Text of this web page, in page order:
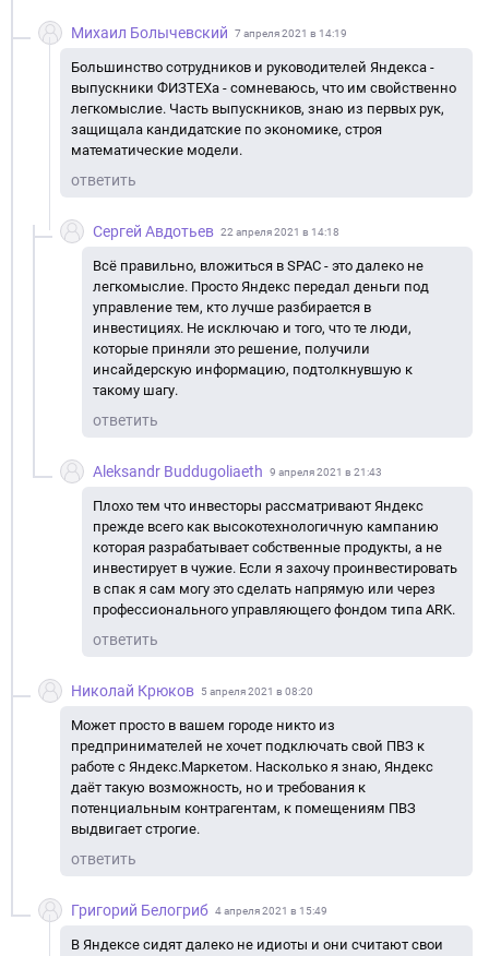
Михаил Болычевский 7 апреля 2021 в 14:19
Большинство сотрудников и руководителей Яндекса -
выпускники ФИЗТЕХа - сомневаюсь, что им свойственно
легкомыслие. Часть выпускников, знаю из первых рук,
защищала кандидатские по экономике, строя
математические модели.
ответить
Сергей Авдотьев 22 апреля 2021 в 14:18
Всё правильно, вложиться в SPAC - это далеко не
легкомыслие. Просто Яндекс передал деньги под
управление тем, кто лучше разбирается в
инвестициях. Не исключаю и того, что те люди,
которые приняли это решение, получили
инсайдерскую информацию, подтолкнувшую к
такому шагу.
ответить
Aleksandr Buddugoliaeth 9 апреля 2021 в 21:43
Плохо тем что инвесторы рассматривают Яндекс
прежде всего как высокотехнологичную кампанию
которая разрабатывает собственные продукты, а не
инвестирует в чужие. Если я захочу проинвестировать
в спак я сам могу это сделать напрямую или через
профессионального управляющего фондом типа ARK.
ответить
Николай Крюков 5 апреля 2021 в 08:20
Может просто в вашем городе никто из
предпринимателей не хочет подключать свой ПВЗ к
работе с Яндекс.Маркетом. Насколько я знаю, Яндекс
даёт такую возможность, но и требования к
потенциальным контрагентам, к помещениям ПВЗ
выдвигает строгие.
ответить
Григорий Белогриб 4 апреля 2021 в 15:49
В Яндексе сидят далеко не идиоты и они считают свои